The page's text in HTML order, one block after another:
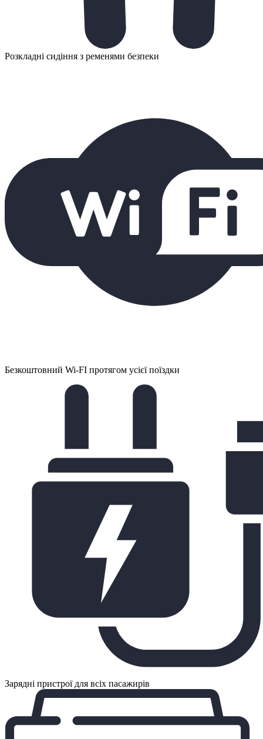
Розкладні сидіння з ременями безпеки
Безкоштовний Wi-FI протягом усієї поїздки
Зарядні пристрої для всіх пасажирів